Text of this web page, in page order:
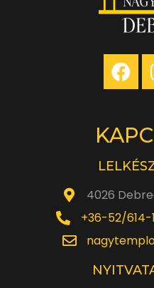
4026
+36-52/614-